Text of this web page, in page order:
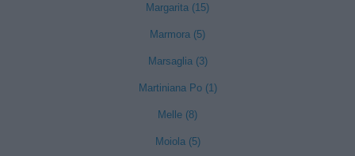
Margarita (15)
Marmora (5)
Marsaglia (3)
Martiniana Po (1)
Melle (8)
Moiola (5)